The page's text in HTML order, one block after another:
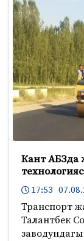
Кант АБЗда
17:53
Транспорт
Талантбек